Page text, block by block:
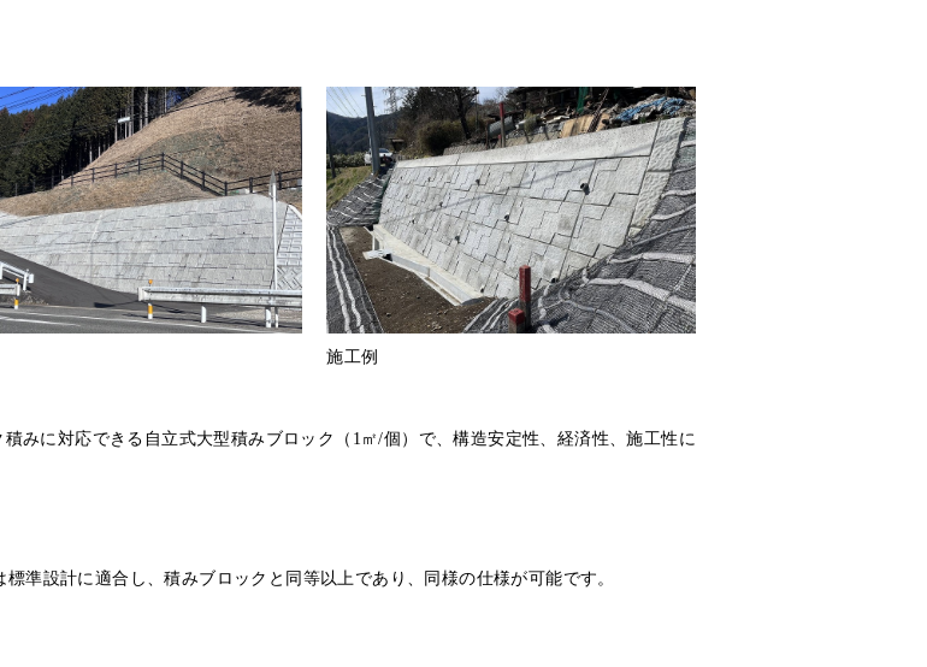
施工例
みに対応できる自立式大型積みブロック（1㎡/個）で、構造安定性、経済性、施工性に
準設計に適合し、積みブロックと同等以上であり、同様の仕様が可能です。